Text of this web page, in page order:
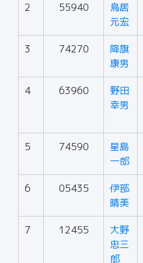
2 55940
鳥居
元宏
3 74270
降旗
康男
4 63960
野田
幸男
5 74590
星島
一郎
6 05435
伊部
晴美
7 12455
大野
忠三
郎